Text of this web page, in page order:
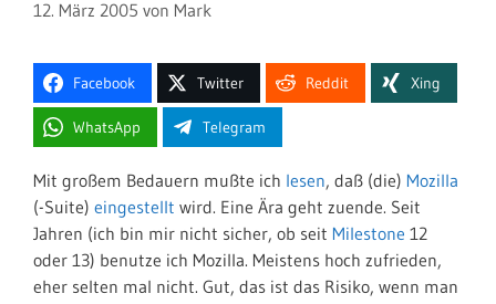
12. März 2005 von Mark
Facebook Twitter Reddit Xing
WhatsApp Telegram
Mit großem Bedauern mußte ich lesen, daß (die) Mozilla
(-Suite) eingestellt wird. Eine Ära geht zuende. Seit
Jahren (ich bin mir nicht sicher, ob seit Milestone 12
oder 13) benutze ich Mozilla. Meistens hoch zufrieden,
eher selten mal nicht. Gut, das ist das Risiko, wenn man